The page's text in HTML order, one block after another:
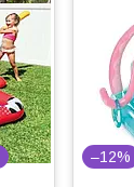
–12%